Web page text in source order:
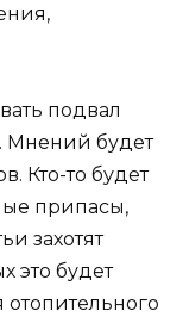
подвал
Мнений будет
Кто-то будет
припасы,
захотят
это будет